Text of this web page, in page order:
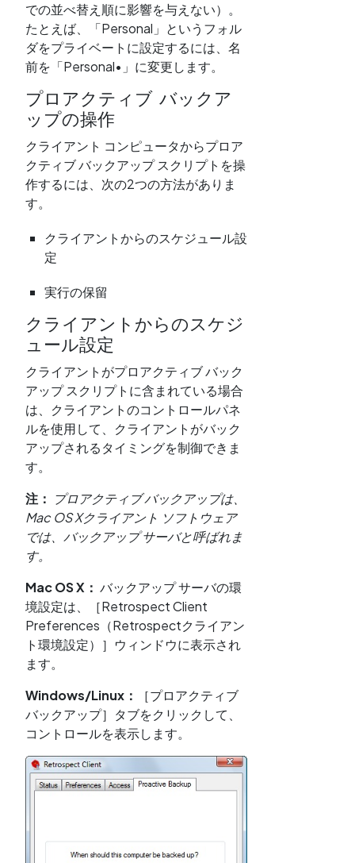
での並べ替え順に影響を与えない）。
たとえば、「Personal」というフォル
ダをプライベートに設定するには、名
前を「Personal•」に変更します。
プロアクティブ バックア
ップの操作
クライアント コンピュータからプロア
クティブ バックアップ スクリプトを操
作するには、次の2つの方法がありま
す。
クライアントからのスケジュール設
定
実行の保留
クライアントからのスケジ
ュール設定
クライアントがプロアクティブ バック
アップ スクリプトに含まれている場合
は、クライアントのコントロールパネ
ルを使用して、クライアントがバック
アップされるタイミングを制御できま
す。
注： プロアクティブ バックアップは、
Mac OS Xクライアント ソフトウェア
では、バックアップ サーバと呼ばれま
す。
Mac OS X： バックアップ サーバの環
境設定は、［Retrospect Client
Preferences（Retrospectクライアン
ト環境設定）］ウィンドウに表示され
ます。
Windows/Linux：
［プロアクティブ
バックアップ］タブをクリックして、
コントロールを表示します。